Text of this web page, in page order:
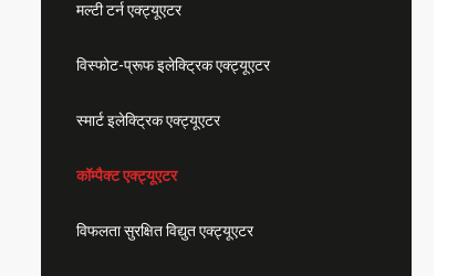
मल्टी टर्न एक्ट्यूएटर
विस्फोट-प्रूफ इलेक्ट्रिक एक्ट्यूएटर
स्मार्ट इलेक्ट्रिक एक्ट्यूएटर
कॉम्पैक्ट एक्ट्यूएटर
विफलता सुरक्षित विद्युत एक्ट्यूएटर